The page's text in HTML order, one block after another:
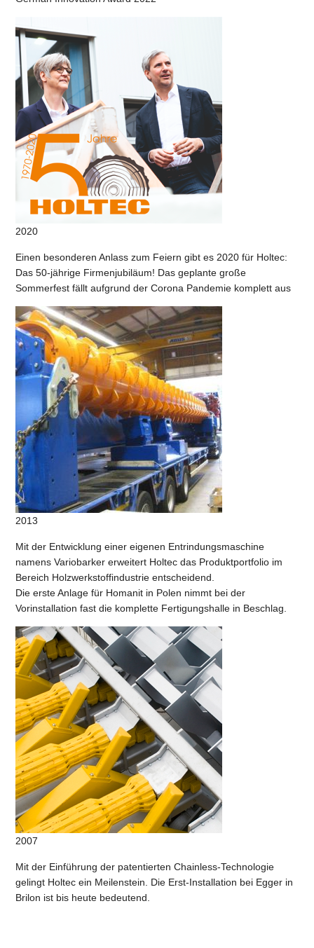
2020
Einen besonderen Anlass zum Feiern gibt es 2020 für Holtec:
Das 50-jährige Firmenjubiläum! Das geplante große
Sommerfest fällt aufgrund der Corona Pandemie komplett aus
2013
Mit der Entwicklung einer eigenen Entrindungsmaschine
namens Variobarker erweitert Holtec das Produktportfolio im
Bereich Holzwerkstoffindustrie entscheidend.
Die erste Anlage für Homanit in Polen nimmt bei der
Vorinstallation fast die komplette Fertigungshalle in Beschlag.
2007
Mit der Einführung der patentierten Chainless-Technologie
gelingt Holtec ein Meilenstein. Die Erst-Installation bei Egger in
Brilon ist bis heute bedeutend.